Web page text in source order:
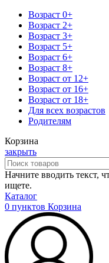
Возраст 0+
Возраст 2+
Возраст 3+
Возраст 5+
Возраст 6+
Возраст 8+
Возраст от 12+
Возраст от 16+
Возраст от 18+
Для всех возрастов
Родителям
Корзина
закрыть
Начните вводить текст,
ищете.
Каталог
0 пунктов Корзина